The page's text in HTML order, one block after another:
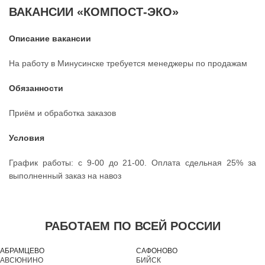
ВАКАНСИИ «КОМПОСТ-ЭКО»
Описание вакансии
На работу в Минусинске требуется менеджеры по продажам
Обязанности
Приём и обработка заказов
Условия
График работы: с 9-00 до 21-00. Оплата сдельная 25% за
выполненный заказ на навоз
РАБОТАЕМ ПО ВСЕЙ РОССИИ
АБРАМЦЕВО
АВСЮНИНО
САФОНОВО
БИЙСК